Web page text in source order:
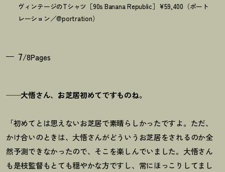
ヴィンテージのTシャツ［90s Banana Republic］¥59,400（ポート
レーション／@portration）
7/8Pages
──大悟さん、お芝居初めてですものね。
「初めてとは思えないお芝居で素晴らしかったですよ。ただ、
かけ合いのときは、大悟さんがどういうお芝居をされるのか全
然予測できなかったので、そこを楽しんでいました。大悟さん
も是枝監督もとても穏やかな方ですし、常にほっこりしてまし